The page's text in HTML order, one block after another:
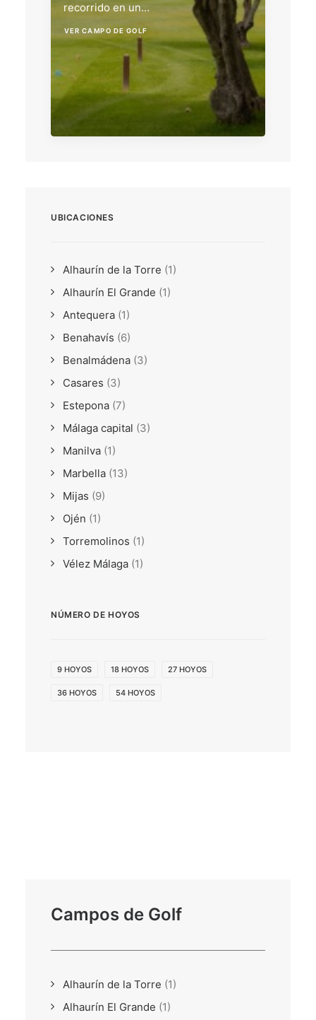
recorrido en un…
VER CAMPO DE GOLF
UBICACIONES
Alhaurín de la Torre (1)
Alhaurín El Grande (1)
Antequera (1)
Benahavís (6)
Benalmádena (3)
Casares (3)
Estepona (7)
Málaga capital (3)
Manilva (1)
Marbella (13)
Mijas (9)
Ojén (1)
Torremolinos (1)
Vélez Málaga (1)
NÚMERO DE HOYOS
9 HOYOS 18 HOYOS 27 HOYOS
36 HOYOS 54 HOYOS
Campos de Golf
Alhaurín de la Torre (1)
Alhaurín El Grande (1)